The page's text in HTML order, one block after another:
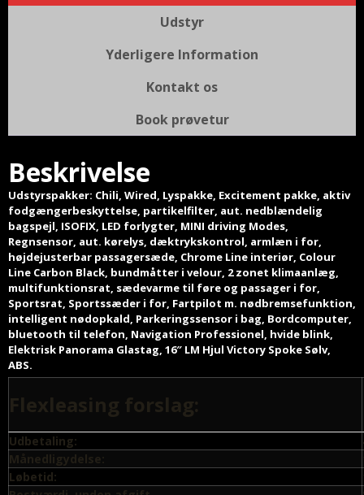
Udstyr
Yderligere Information
Kontakt os
Book prøvetur
Beskrivelse
Udstyrspakker: Chili, Wired, Lyspakke, Excitement pakke, aktiv
fodgængerbeskyttelse, partikelfilter, aut. nedblændelig
bagspejl, ISOFIX, LED forlygter, MINI driving Modes,
Regnsensor, aut. kørelys, dæktrykskontrol, armlæn i for,
højdejusterbar passagersæde, Chrome Line interiør, Colour
Line Carbon Black, bundmåtter i velour, 2 zonet klimaanlæg,
multifunktionsrat, sædevarme til føre og passager i for,
Sportsrat, Sportssæder i for, Fartpilot m. nødbremsefunktion,
intelligent nødopkald, Parkeringssensor i bag, Bordcomputer,
bluetooth til telefon, Navigation Professionel, hvide blink,
Elektrisk Panorama Glastag, 16″ LM Hjul Victory Spoke Sølv,
ABS.
Flexleasing forslag:
Udbetaling:
Månedligydelse:
Løbetid: